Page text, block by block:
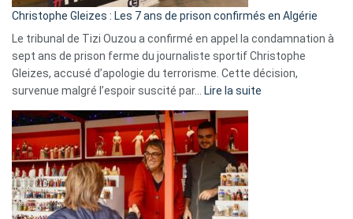
Christophe Gleizes : Les 7 ans de prison confirmés en Algérie
Le tribunal de Tizi Ouzou a confirmé en appel la condamnation à
sept ans de prison ferme du journaliste sportif Christophe
Gleizes, accusé d’apologie du terrorisme. Cette décision,
survenue malgré l’espoir suscité par… Lire la suite